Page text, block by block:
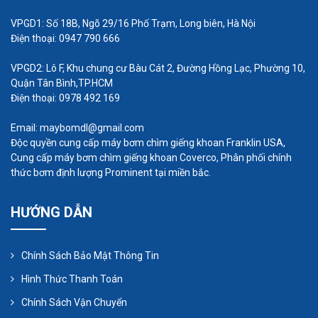
thước và các yếu tố kĩ thuật khác của máy
bơm định lượng. Ống hút ngắn hơn thì cho
VPGD1: Số 18B, Ngõ 29/16 Phố Trạm, Long biên, Hà Nội
Điện thoại: 0947 790 666
VPGD2: Lô F, Khu chung cư Bàu Cát 2, Đường Hồng Lạc, Phường 10,
Quận Tân Bình,TP.HCM
Điện thoại: 0978 492 169
Email: maybomdl@gmail.com
Độc quyền cung cấp máy bơm chìm giếng khoan Franklin USA,
Cung cấp máy bơm chìm giếng khoan Coverco, Phân phối chính
thức bơm định lượng Prominent tại miền bắc.
HƯỚNG DẪN
Chính Sách Bảo Mật Thông Tin
Hình Thức Thanh Toán
Chính Sách Vận Chuyển